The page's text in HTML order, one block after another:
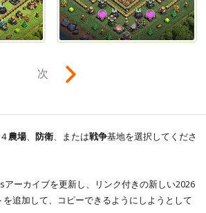
次
農場、 防衛 、または戦争基地を選択してくださ
アーカイブを更新し、リンク付きの新しい2026
を追加して、コピーできるようにしようとして